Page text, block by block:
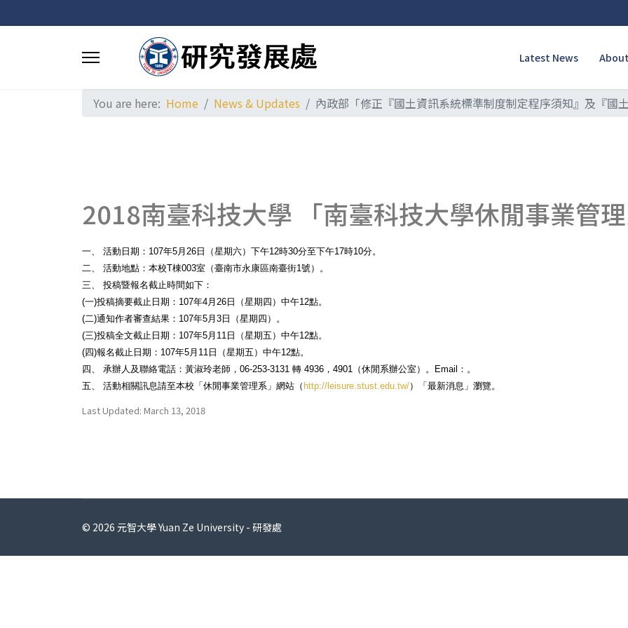
Latest News
You are here: Home News & Updates 內政部「修正『國土資訊系統標準制度制定程序須知』及『國
2018南臺科技大學 「南臺科技大學休閒事業管理
一、 活動日期：107年5月26日（星期六）下午12時30分至下午17時10分。
二、 活動地點：本校T棟003室（臺南市永康區南臺街1號）。
三、 投稿暨報名截止時間如下：
(一)投稿摘要截止日期：107年4月26日（星期四）中午12點。
(二)通知作者審查結果：107年5月3日（星期四）。
(三)投稿全文截止日期：107年5月11日（星期五）中午12點。
(四)報名截止日期：107年5月11日（星期五）中午12點。
四、 承辦人及聯絡電話：黃淑玲老師，06-253-3131 轉 4936，4901（休閒系辦公室）。Email： 。
五、 活動相關訊息請至本校「休閒事業管理系」網站（ http://leisure.stust.edu.tw/）「最新消息」瀏覽。
Last Updated: March 13, 2018
© 2026 元智大學 Yuan Ze University - 研發處